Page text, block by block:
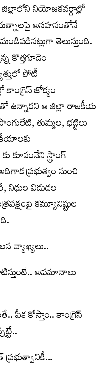
జిల్లాలోని నియోజకవర్గాల్లో
అసహనంతోనే
తెలుస్తుంది.
కొత్తగూడెం
పోటీ
జోక్యం
ఉన్నారని ఆ జిల్లా రాజకీయ
తుమ్మల, భట్టిలు
కూనంనేని స్ట్రాంగ్
ప్రభుత్వం నుంచి
విడుదల
కమ్యూనిష్టుల
వ్యాఖ్య‌లు..
అవమానాలు
పీక కోస్తాం.. కాంగ్రెస్
ప్ర‌భుత్వానికీ…